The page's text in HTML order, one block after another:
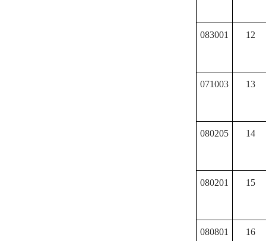
083001 12
071003 13
080205 14
080201 15
080801 16